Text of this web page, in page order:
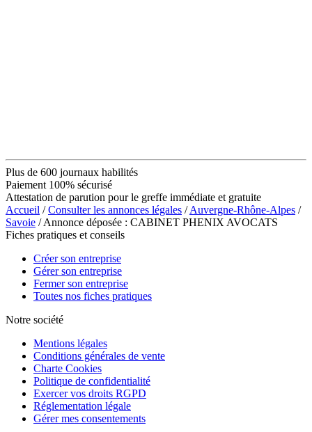
Plus de 600 journaux habilités
Paiement 100% sécurisé
Attestation de parution pour le greffe immédiate et gratuite
Accueil /Consulter les annonces légales /Auvergne-Rhône-Alpes /
Savoie / Annonce déposée : CABINET PHENIX AVOCATS
Fiches pratiques et conseils
Créer son entreprise
Gérer son entreprise
Fermer son entreprise
Toutes nos fiches pratiques
Notre société
Mentions légales
Conditions générales de vente
Charte Cookies
Politique de confidentialité
Exercer vos droits RGPD
Réglementation légale
Gérer mes consentements